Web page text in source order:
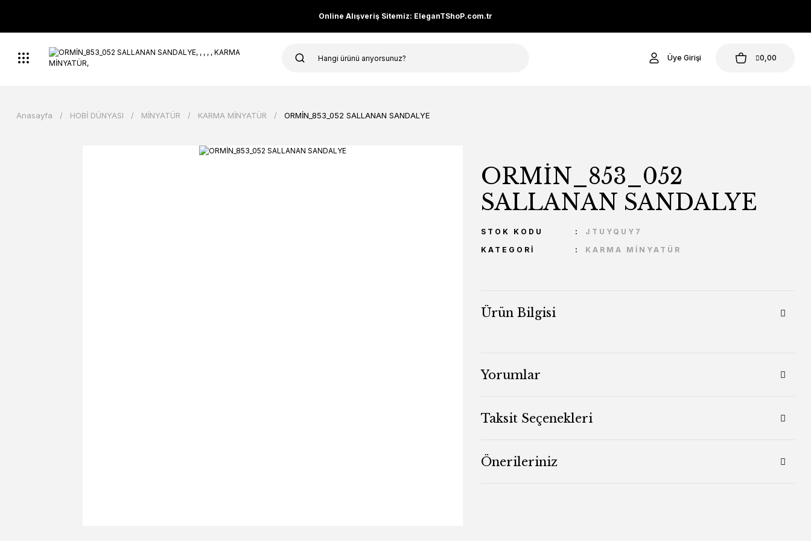
Online Alışveriş Sitemiz: EleganTShoP.com.tr
Üye Girişi 0,00
Anasayfa HOBİ DÜNYASI MİNYATÜR KARMA MİNYATÜR ORMİN_853_052 SALLANAN SANDALYE
ORMİN_853_052
SALLANAN SANDALYE
STOK KODU
JTUYQUY7
KATEGORI
KARMA MİNYATÜR
Ürün Bilgisi
Yorumlar
Taksit Seçenekleri
Önerileriniz